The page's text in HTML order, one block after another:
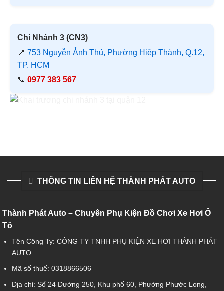
Chi Nhánh 3 (CN3)
📍 753 Nguyễn Ảnh Thủ, Phường Hiệp Thành, Q.12,
TP. HCM
📞 0977 383 567
THÔNG TIN LIÊN HỆ THÀNH PHÁT AUTO
Thành Phát Auto – Chuyên Phụ Kiện Đồ Chơi Xe Hơi Ô
Tô
Tên Công Ty: CÔNG TY TNHH PHỤ KIỆN XE HƠI THÀNH PHÁT
AUTO
Mã số thuế: 0318866506
Địa chỉ: Số 24 Đường 250, Khu phố 60, Phường Phước Long,